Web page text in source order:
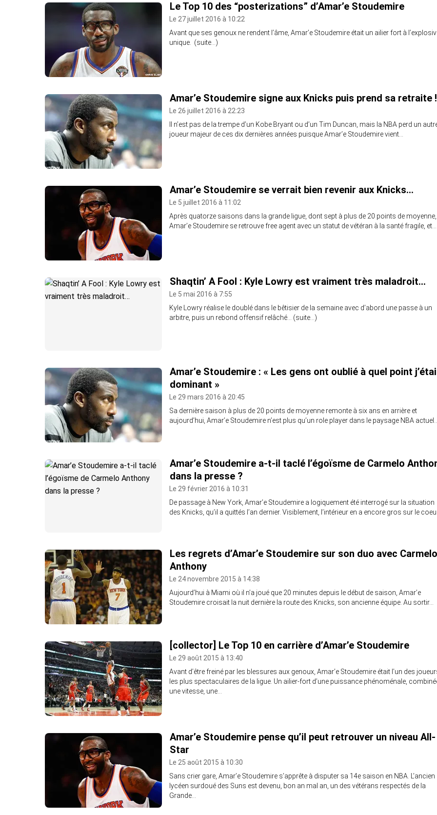
Le Top 10 des “posterizations” d’Amar’e Stoudemire
Le 27 juillet 2016 à 10:22
Avant que ses genoux ne rendent l’âme, Amar’e Stoudemire était un ailier fort à
unique. (suite…)
Amar’e Stoudemire signe aux Knicks puis prend sa retraite !
Le 26 juillet 2016 à 22:23
Il n’est pas de la trempe d’un Kobe Bryant ou d’un Tim Duncan, mais la NBA perd un
joueur majeur de ces dix dernières années puisque Amar’e Stoudemire vient…
Amar’e Stoudemire se verrait bien revenir aux Knicks…
Le 5 juillet 2016 à 11:02
Après quatorze saisons dans la grande ligue, dont sept à plus de 20 points de moyenne,
Amar’e Stoudemire se retrouve free agent avec un statut de vétéran à la santé fragile, et…
Shaqtin’ A Fool : Kyle Lowry est vraiment très maladroit…
Le 5 mai 2016 à 7:55
Kyle Lowry réalise le doublé dans le bêtisier de la semaine avec d’abord une passe à un
arbitre, puis un rebond offensif relâché… (suite…)
Amar’e Stoudemire : « Les gens ont oublié à quel point
dominant »
Le 29 mars 2016 à 20:45
Sa dernière saison à plus de 20 points de moyenne remonte à six ans en arrière et
aujourd’hui, Amar’e Stoudemire n’est plus qu’un role player dans le paysage NBA
Amar’e Stoudemire a-t-il taclé l’égoïsme de Carmelo
dans la presse ?
Le 29 février 2016 à 10:31
De passage à New York, Amar’e Stoudemire a logiquement été interrogé sur la situation
des Knicks, qu’il a quittés l’an dernier. Visiblement, l’intérieur en a encore gros sur le
Les regrets d’Amar’e Stoudemire sur son duo avec Carmelo
Anthony
Le 24 novembre 2015 à 14:38
Aujourd’hui à Miami où il n’a joué que 20 minutes depuis le début de saison, Amar’e
Stoudemire croisait la nuit dernière la route des Knicks, son ancienne équipe. Au sortir…
[collector] Le Top 10 en carrière d’Amar’e Stoudemire
Le 29 août 2015 à 13:40
Avant d’être freiné par les blessures aux genoux, Amar’e Stoudemire était l’un des
les plus spectaculaires de la ligue. Un ailier-fort d’une puissance phénoménale,
une vitesse, une…
Amar’e Stoudemire pense qu’il peut retrouver un niveau All-
Star
Le 25 août 2015 à 10:30
Sans crier gare, Amar’e Stoudemire s’apprête à disputer sa 14e saison en NBA. L’ancien
lycéen surdoué des Suns est devenu, bon an mal an, un des vétérans respectés de la
Grande…